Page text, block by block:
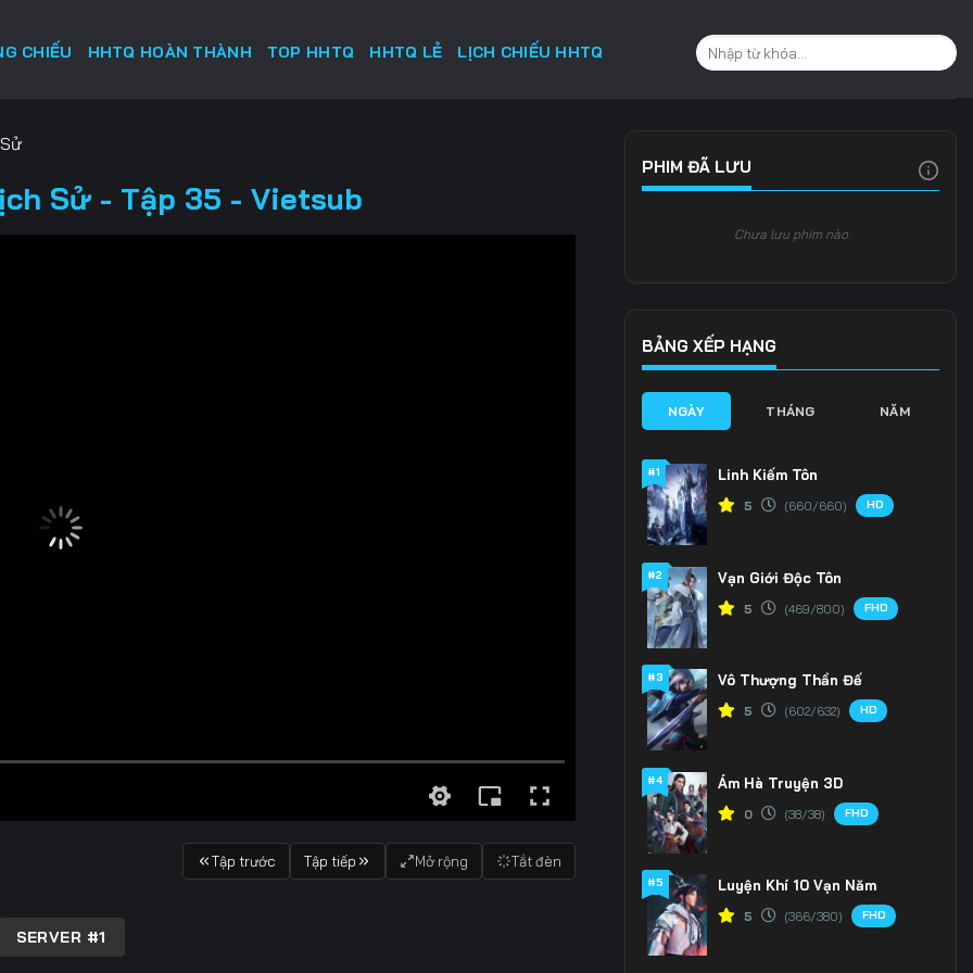
CHIẾU HHTQ HOÀN THÀNH TOP HHTQ HHTQ LẺ LỊCH CHIẾU HHTQ
Sử - Tập 35 - Vietsub
Tập trước Tập tiếp Mở rộng Tắt đèn
SERVER #1
PHIM ĐÃ LƯU
Chưa lưu phim nào
BẢNG XẾP HẠNG
NGÀY THÁNG NĂM
#1 Linh Kiếm Tôn
5 (660/660) HD
#2 Vạn Giới Độc Tôn
5 (469/800) FHD
#3 Vô Thượng Thần Đế
5 (602/632) HD
#4 Ám Hà Truyện 3D
0 (38/38) FHD
#5 Luyện Khí 10 Vạn Năm
5 (366/380) FHD